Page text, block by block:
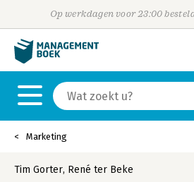
Op werkdagen voor 23:00
Marketing
Tim Gorter, René ter Beke